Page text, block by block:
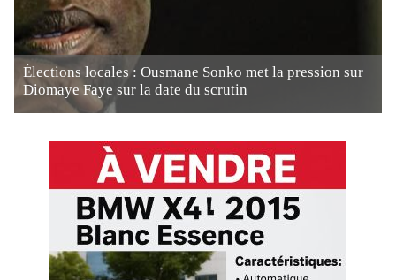
Élections locales : Ousmane Sonko met la pression sur
Diomaye Faye sur la date du scrutin